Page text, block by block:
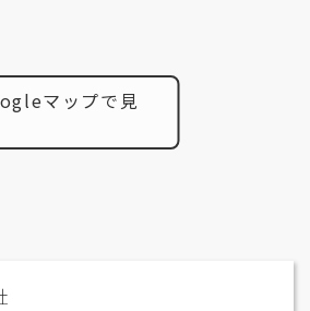
マップで見